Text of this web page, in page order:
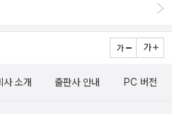
적인 작품.
사 소개 출판사 안내 PC 버전